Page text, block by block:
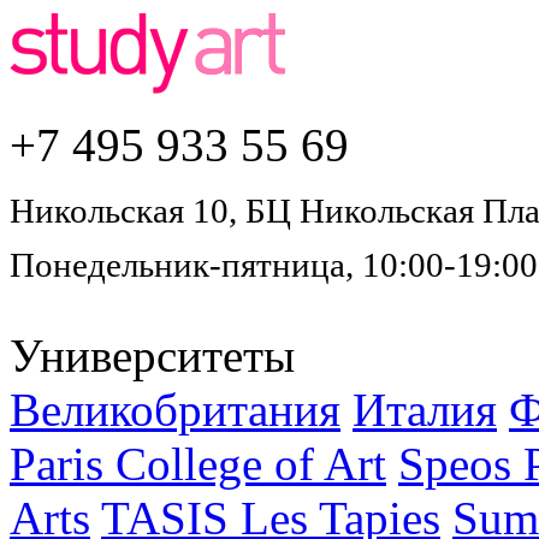
+7 495 933 55 69
Никольская 10, БЦ Никольская
Понедельник-пятница, 10:00-19:00
Университеты
Великобритания Италия
Paris College of Art Speos
Arts TASIS Les Tapies